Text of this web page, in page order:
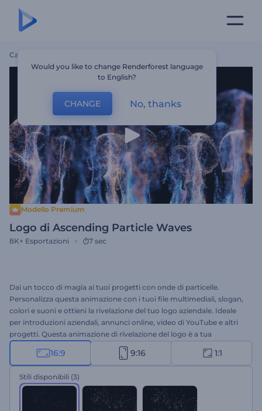
Casa
Modello Premium
Logo di Ascending Particle Waves
8K+ Esportazioni 7 sec
Dai un tocco di magia ai tuoi progetti con onde di particelle.
Personalizza questa animazione con i tuoi file multimediali, slogan,
colori e suoni e ottieni la rivelazione del tuo logo aziendale. Ideale
per introduzioni aziendali, annunci online, video di YouTube e altri
progetti. Questa animazione di rivelazione del logo è a tua
disposizione!
16:9 9:16 1:1
Stili disponibili (3)
Would you like to change Renderforest language
to English?
CHANGE No, thanks